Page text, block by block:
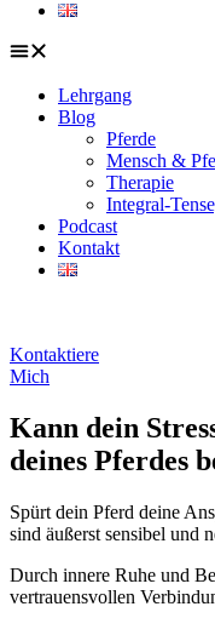
Lehrgang
Blog
Pferde
Mensch &
Therapie
Integral-
Podcast
Kontakt
Kontaktiere
Mich
Kann dein
deines Pferdes
Spürt dein Pferd deine
sind äußerst sensibel und
Durch innere Ruhe und
vertrauensvollen